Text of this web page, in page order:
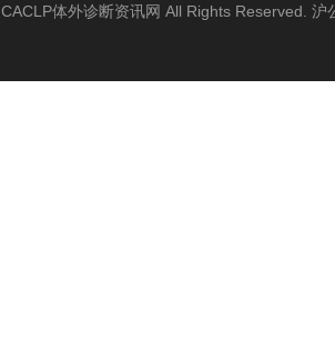
CACLP体外诊断资讯网 All Rights Reserved. 沪